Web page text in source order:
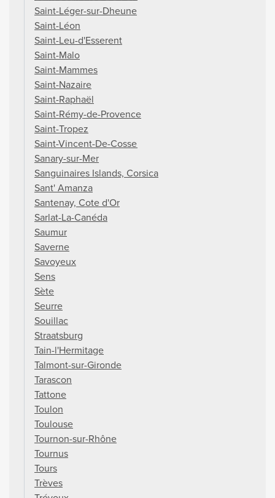
Saint-Léger-sur-Dheune
Saint-Léon
Saint-Leu-d'Esserent
Saint-Malo
Saint-Mammes
Saint-Nazaire
Saint-Raphaël
Saint-Rémy-de-Provence
Saint-Tropez
Saint-Vincent-De-Cosse
Sanary-sur-Mer
Sanguinaires Islands, Corsica
Sant' Amanza
Santenay, Cote d'Or
Sarlat-La-Canéda
Saumur
Saverne
Savoyeux
Sens
Sète
Seurre
Souillac
Straatsburg
Tain-l'Hermitage
Talmont-sur-Gironde
Tarascon
Tattone
Toulon
Toulouse
Tournon-sur-Rhône
Tournus
Tours
Trèves